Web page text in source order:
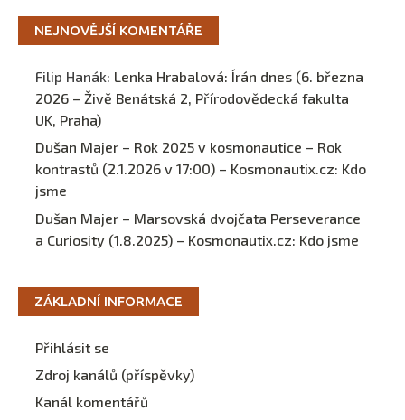
NEJNOVĚJŠÍ KOMENTÁŘE
Filip Hanák: Lenka Hrabalová: Írán dnes (6. března
2026 – Živě Benátská 2, Přírodovědecká fakulta
UK, Praha)
Dušan Majer – Rok 2025 v kosmonautice – Rok
kontrastů (2.1.2026 v 17:00) – Kosmonautix.cz: Kdo
jsme
Dušan Majer – Marsovská dvojčata Perseverance
a Curiosity (1.8.2025) – Kosmonautix.cz: Kdo jsme
ZÁKLADNÍ INFORMACE
Přihlásit se
Zdroj kanálů (příspěvky)
Kanál komentářů